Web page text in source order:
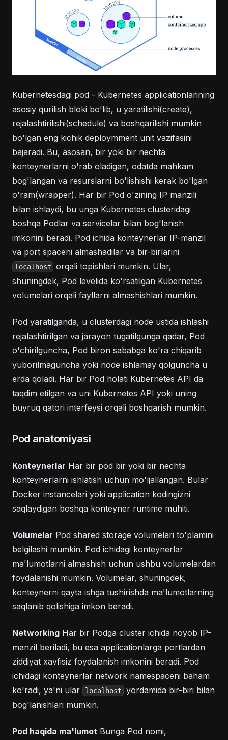
Kubernetesdagi pod - Kubernetes applicationlarining
asosiy qurilish bloki bo'lib, u yaratilishi(create),
rejalashtirilishi(schedule) va boshqarilishi mumkin
bo'lgan eng kichik deploymment unit vazifasini
bajaradi. Bu, asosan, bir yoki bir nechta
konteynerlarni o'rab oladigan, odatda mahkam
bog'langan va resurslarni bo'lishishi kerak bo'lgan
o'ram(wrapper). Har bir Pod o'zining IP manzili
bilan ishlaydi, bu unga Kubernetes clusteridagi
boshqa Podlar va servicelar bilan bog'lanish
imkonini beradi. Pod ichida konteynerlar IP-manzil
va port spaceni almashadilar va bir-birlarini
localhost
orqali topishlari mumkin. Ular,
shuningdek, Pod levelida ko'rsatilgan Kubernetes
volumelari orqali fayllarni almashishlari mumkin.
Pod yaratilganda, u clusterdagi node ustida ishlashi
rejalashtirilgan va jarayon tugatilgunga qadar, Pod
o'chirilguncha, Pod biron sababga ko'ra chiqarib
yuborilmaguncha yoki node ishlamay qolguncha u
erda qoladi. Har bir Pod holati Kubernetes API da
taqdim etilgan va uni Kubernetes API yoki uning
buyruq qatori interfeysi orqali boshqarish mumkin.
Pod anatomiyasi
Konteynerlar Har bir pod bir yoki bir nechta
konteynerlarni ishlatish uchun mo'ljallangan. Bular
Docker instancelari yoki application kodingizni
saqlaydigan boshqa konteyner runtime muhiti.
Volumelar Pod shared storage volumelari to'plamini
belgilashi mumkin. Pod ichidagi konteynerlar
ma'lumotlarni almashish uchun ushbu volumelardan
foydalanishi mumkin. Volumelar, shuningdek,
konteynerni qayta ishga tushirishda ma'lumotlarning
saqlanib qolishiga imkon beradi.
Networking Har bir Podga cluster ichida noyob IP-
manzil beriladi, bu esa applicationlarga portlardan
ziddiyat xavfisiz foydalanish imkonini beradi. Pod
ichidagi konteynerlar network namespaceni baham
ko'radi, ya'ni ular
localhost
yordamida bir-biri bilan
bog'lanishlari mumkin.
Pod haqida ma'lumot Bunga Pod nomi,